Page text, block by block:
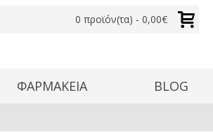
0 προϊόν(τα) - 0,00€
ΦΑΡΜΑΚΕΙΑ BLOG